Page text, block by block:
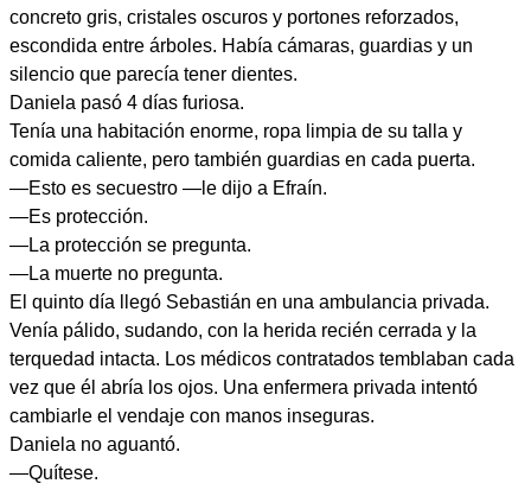
concreto gris, cristales oscuros y portones reforzados,
escondida entre árboles. Había cámaras, guardias y un
silencio que parecía tener dientes.
Daniela pasó 4 días furiosa.
Tenía una habitación enorme, ropa limpia de su talla y
comida caliente, pero también guardias en cada puerta.
—Esto es secuestro —le dijo a Efraín.
—Es protección.
—La protección se pregunta.
—La muerte no pregunta.
El quinto día llegó Sebastián en una ambulancia privada.
Venía pálido, sudando, con la herida recién cerrada y la
terquedad intacta. Los médicos contratados temblaban cada
vez que él abría los ojos. Una enfermera privada intentó
cambiarle el vendaje con manos inseguras.
Daniela no aguantó.
—Quítese.